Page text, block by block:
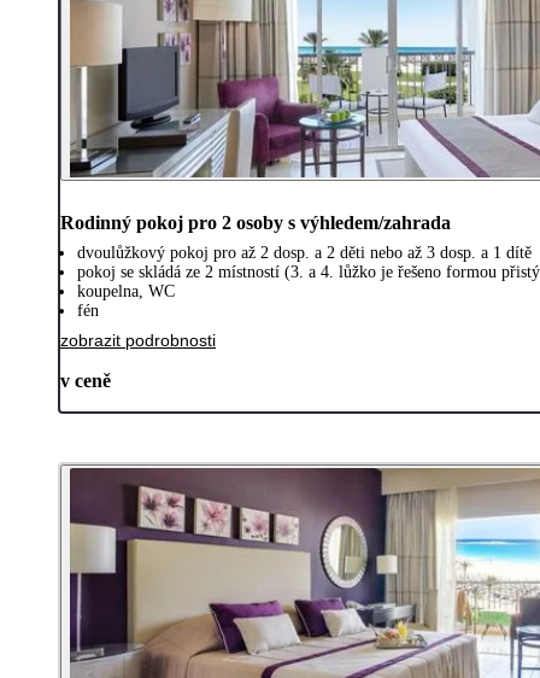
Rodinný pokoj pro 2 osoby s výhledem/zahrada
dvoulůžkový pokoj pro až 2 dosp. a 2 děti nebo až 3 dosp. a 1 dítě
pokoj se skládá ze 2 místností (3. a 4. lůžko je řešeno formou
koupelna, WC
fén
zobrazit podrobnosti
v ceně